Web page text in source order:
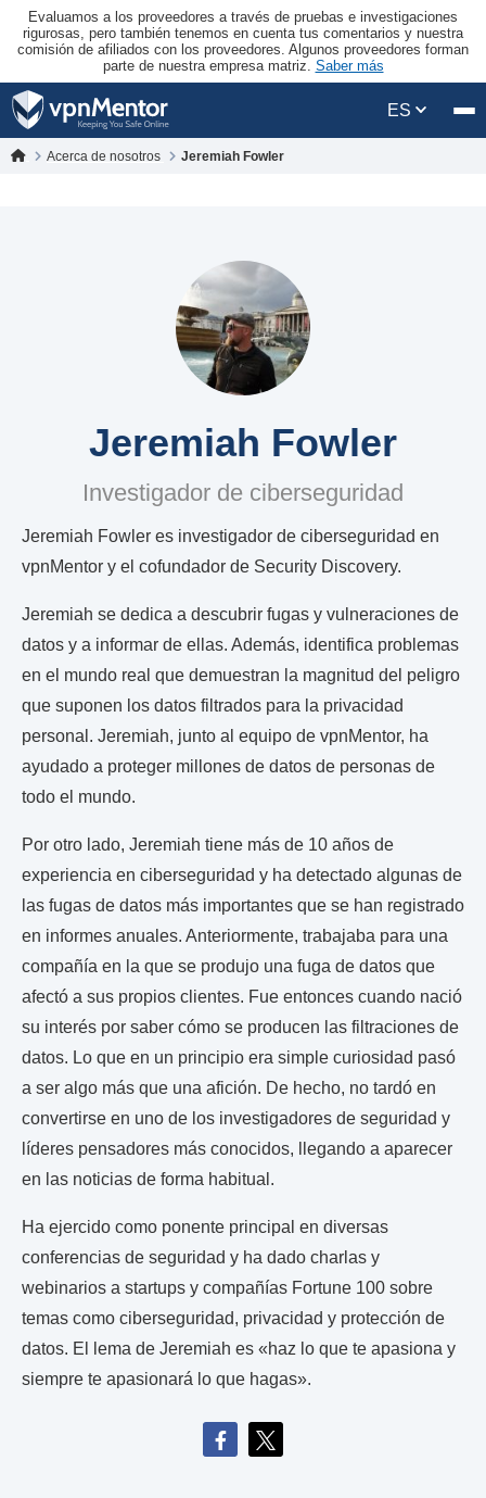
Evaluamos a los proveedores a través de pruebas e investigaciones
rigurosas, pero también tenemos en cuenta tus comentarios y nuestra
comisión de afiliados con los proveedores. Algunos proveedores forman
parte de nuestra empresa matriz. Saber más
ES
Acerca de nosotros Jeremiah Fowler
Jeremiah Fowler
Investigador de ciberseguridad
Jeremiah Fowler es investigador de ciberseguridad en
vpnMentor y el cofundador de Security Discovery.
Jeremiah se dedica a descubrir fugas y vulneraciones de
datos y a informar de ellas. Además, identifica problemas
en el mundo real que demuestran la magnitud del peligro
que suponen los datos filtrados para la privacidad
personal. Jeremiah, junto al equipo de vpnMentor, ha
ayudado a proteger millones de datos de personas de
todo el mundo.
Por otro lado, Jeremiah tiene más de 10 años de
experiencia en ciberseguridad y ha detectado algunas de
las fugas de datos más importantes que se han registrado
en informes anuales. Anteriormente, trabajaba para una
compañía en la que se produjo una fuga de datos que
afectó a sus propios clientes. Fue entonces cuando nació
su interés por saber cómo se producen las filtraciones de
datos. Lo que en un principio era simple curiosidad pasó
a ser algo más que una afición. De hecho, no tardó en
convertirse en uno de los investigadores de seguridad y
líderes pensadores más conocidos, llegando a aparecer
en las noticias de forma habitual.
Ha ejercido como ponente principal en diversas
conferencias de seguridad y ha dado charlas y
webinarios a startups y compañías Fortune 100 sobre
temas como ciberseguridad, privacidad y protección de
datos. El lema de Jeremiah es «haz lo que te apasiona y
siempre te apasionará lo que hagas».